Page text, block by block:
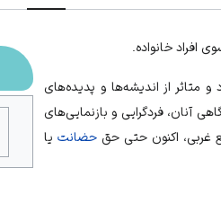
افراد خانواده.
متاثر از‌ اندیشه‌‏ها و پدیده‏‌های
آنان، فردگرایی و بازنمایی‏‌های
غربی، اکنون حتی حق حضانتیا